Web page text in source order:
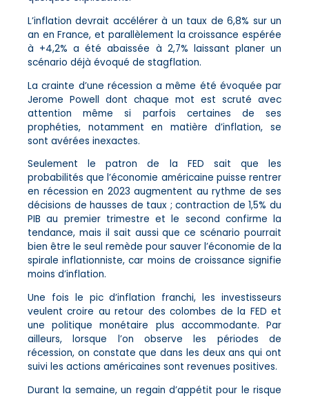
L’inflation devrait accélérer à un taux de 6,8% sur un
an en France, et parallèlement la croissance espérée
à +4,2% a été abaissée à 2,7% laissant planer un
scénario déjà évoqué de stagflation.
La crainte d’une récession a même été évoquée par
Jerome Powell dont chaque mot est scruté avec
attention même si parfois certaines de ses
prophéties, notamment en matière d’inflation, se
sont avérées inexactes.
Seulement le patron de la FED sait que les
probabilités que l’économie américaine puisse rentrer
en récession en 2023 augmentent au rythme de ses
décisions de hausses de taux ; contraction de 1,5% du
PIB au premier trimestre et le second confirme la
tendance, mais il sait aussi que ce scénario pourrait
bien être le seul remède pour sauver l’économie de la
spirale inflationniste, car moins de croissance signifie
moins d’inflation.
Une fois le pic d’inflation franchi, les investisseurs
veulent croire au retour des colombes de la FED et
une politique monétaire plus accommodante. Par
ailleurs, lorsque l’on observe les périodes de
récession, on constate que dans les deux ans qui ont
suivi les actions américaines sont revenues positives.
Durant la semaine, un regain d’appétit pour le risque